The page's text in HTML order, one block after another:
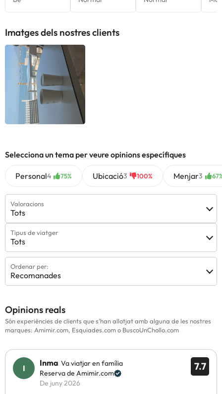
Imatges dels nostres clients
Selecciona un tema per veure opinions específiques
Personal4 75% Ubicació3 100% Menjar3
Valoracions
Tots
Tipus de viatger
Tots
Ordenar per:
Recomanades
Opinions reals
Són experiències de clients que s'han allotjat amb alguna de les nostres
marques: Amimir.com, Esquiades.com o BuscoUnChollo.com
7.7
Inma Va viatjar en família
Reserva de Amimir.com
De juny 2026